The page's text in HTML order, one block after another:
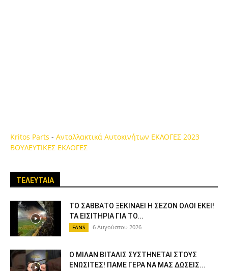
Kritos Parts - Ανταλλακτικά Αυτοκινήτων ΕΚΛΟΓΕΣ 2023
ΒΟΥΛΕΥΤΙΚΕΣ ΕΚΛΟΓΕΣ
ΤΕΛΕΥΤΑΙΑ
ΤΟ ΣΑΒΒΑΤΟ ΞΕΚΙΝΑΕΙ Η ΣΕΖΟΝ ΟΛΟΙ ΕΚΕΙ!
ΤΑ ΕΙΣΙΤΗΡΙΑ ΓΙΑ ΤΟ...
FANS 6 Αυγούστου 2026
Ο ΜΙΛΑΝ ΒΙΤΑΛΙΣ ΣΥΣΤΗΝΕΤΑΙ ΣΤΟΥΣ
ΕΝΩΣΙΤΕΣ! ΠΑΜΕ ΓΕΡΑ ΝΑ ΜΑΣ ΔΩΣΕΙΣ...